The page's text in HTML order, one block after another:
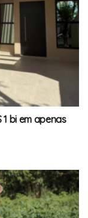
bi em apenas